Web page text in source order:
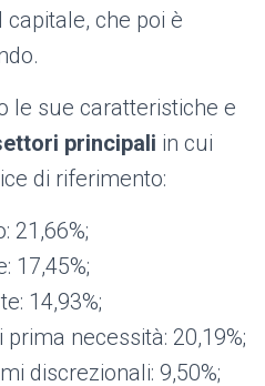
che poi è
le sue caratteristiche e
principali in cui
di riferimento:
21,66%;
17,45%;
14,93%;
necessità: 20,19%;
discrezionali: 9,50%;